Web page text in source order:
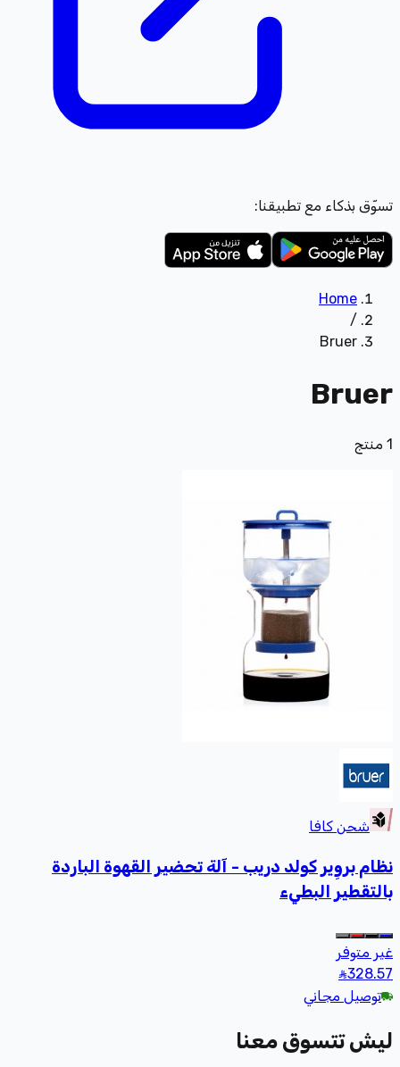
تسوّق بذكاء مع تطبيقنا:
Home
/
Bruer
Bruer
1 منتج
شحن كافا
نظام بروِير كولد دريب - آلة تحضير القهوة الباردة
بالتقطير البطيء
غير متوفر
328.57
توصيل مجاني
ليش تتسوق معنا